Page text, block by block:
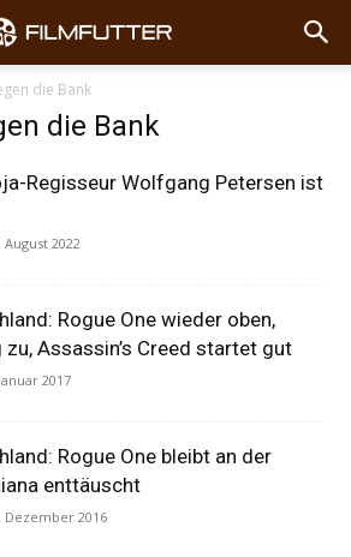
die Bank
die Bank
Regisseur Wolfgang Petersen ist
August 2022
Rogue One wieder oben,
Assassin’s Creed startet gut
2017
Rogue One bleibt an der
enttäuscht
Dezember 2016